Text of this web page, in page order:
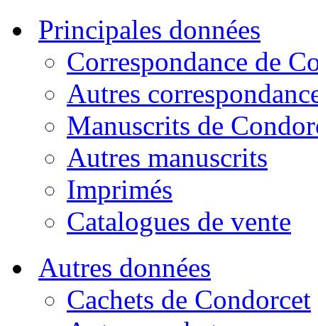
Principales données
Correspondance de
Autres
Manuscrits de
Autres manuscrits
Imprimés
Catalogues de vente
Autres données
Cachets de Condorcet